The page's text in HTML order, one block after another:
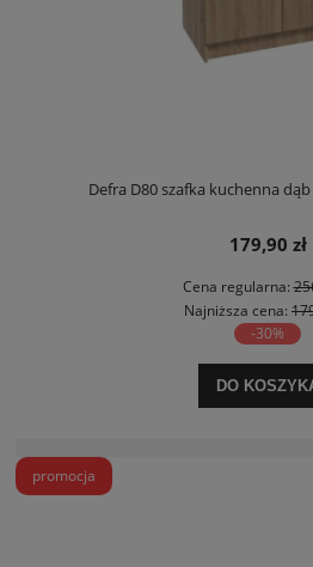
Defra D80 szafka kuchenna
179,90 zł
Cena regularna:
Najniższa cena:
-30%
DO
promocja